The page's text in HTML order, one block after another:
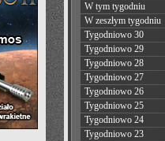
W tym tygodniu
W zeszłym tygodniu
Tygodniowo 30
Tygodniowo 29
Tygodniowo 28
Tygodniowo 27
Tygodniowo 26
Tygodniowo 25
Tygodniowo 24
Tygodniowo 23